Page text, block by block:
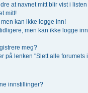
at navnet mitt blir vist i
mitt!
kan ikke logge inn!
men kan ikke logge
meg?
på lenken "Slett alle
innstillinger?